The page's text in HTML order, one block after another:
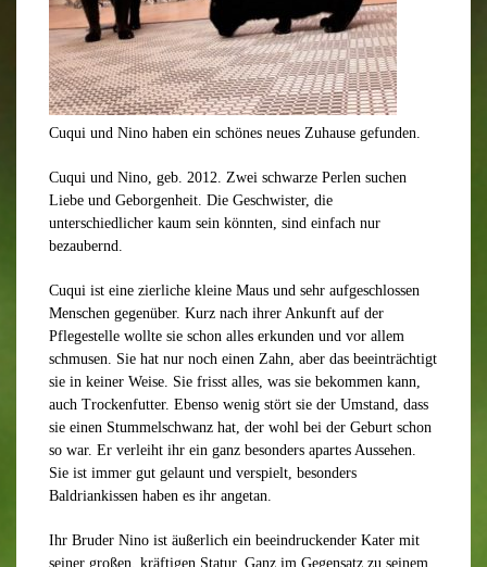
Cuqui und Nino haben ein schönes neues Zuhause gefunden.
Cuqui und Nino, geb. 2012. Zwei schwarze Perlen suchen
Liebe und Geborgenheit. Die Geschwister, die
unterschiedlicher kaum sein könnten, sind einfach nur
bezaubernd.
Cuqui ist eine zierliche kleine Maus und sehr aufgeschlossen
Menschen gegenüber. Kurz nach ihrer Ankunft auf der
Pflegestelle wollte sie schon alles erkunden und vor allem
schmusen. Sie hat nur noch einen Zahn, aber das beeinträchtigt
sie in keiner Weise. Sie frisst alles, was sie bekommen kann,
auch Trockenfutter. Ebenso wenig stört sie der Umstand, dass
sie einen Stummelschwanz hat, der wohl bei der Geburt schon
so war. Er verleiht ihr ein ganz besonders apartes Aussehen.
Sie ist immer gut gelaunt und verspielt, besonders
Baldriankissen haben es ihr angetan.
Ihr Bruder Nino ist äußerlich ein beeindruckender Kater mit
seiner großen, kräftigen Statur. Ganz im Gegensatz zu seinem